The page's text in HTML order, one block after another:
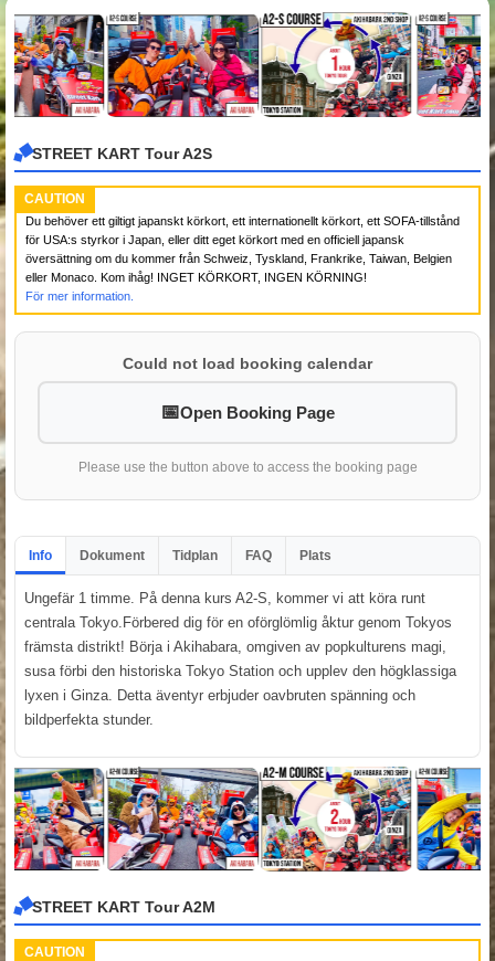
STREET KART Tour A2S
CAUTION
Du behöver ett giltigt japanskt körkort, ett internationellt körkort, ett SOFA-tillstånd
för USA:s styrkor i Japan, eller ditt eget körkort med en officiell japansk
översättning om du kommer från Schweiz, Tyskland, Frankrike, Taiwan, Belgien
eller Monaco. Kom ihåg! INGET KÖRKORT, INGEN KÖRNING!
För mer information.
Could not load booking calendar
Open Booking Page
Please use the button above to access the booking page
Info Dokument Tidplan FAQ Plats
Ungefär 1 timme. På denna kurs A2-S, kommer vi att köra runt
centrala Tokyo.Förbered dig för en oförglömlig åktur genom Tokyos
främsta distrikt! Börja i Akihabara, omgiven av popkulturens magi,
susa förbi den historiska Tokyo Station och upplev den högklassiga
lyxen i Ginza. Detta äventyr erbjuder oavbruten spänning och
bildperfekta stunder.
STREET KART Tour A2M
CAUTION